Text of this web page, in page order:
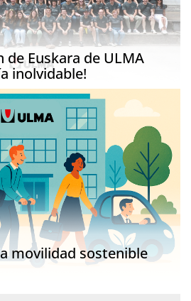
de Euskara de ULMA
inolvidable!
movilidad sostenible